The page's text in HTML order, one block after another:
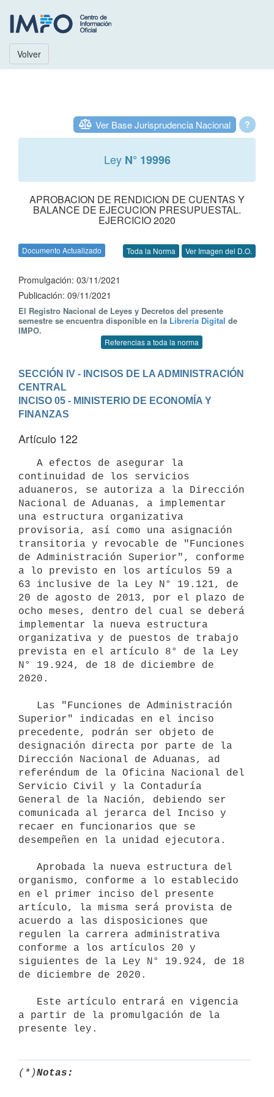
Volver
?
Ver Base Jurisprudencia Nacional
Ley N° 19996
APROBACION DE RENDICION DE CUENTAS Y
BALANCE DE EJECUCION PRESUPUESTAL.
EJERCICIO 2020
Documento Actualizado Toda la Norma Ver Imagen del D.O.
Promulgación: 03/11/2021
Publicación: 09/11/2021
El Registro Nacional de Leyes y Decretos del presente
semestre se encuentra disponible en la Librería Digital de
IMPO.
Referencias a toda la norma
SECCIÓN IV - INCISOS DE LA ADMINISTRACIÓN
CENTRAL
INCISO 05 - MINISTERIO DE ECONOMÍA Y
FINANZAS
Artículo 122
continuidad de los servicios
aduaneros, se autoriza a la Dirección
Nacional de Aduanas, a implementar
una estructura organizativa
provisoria, así como una asignación
transitoria y revocable de "Funciones
de Administración Superior", conforme
a lo previsto en los artículos 59 a
63 inclusive de la Ley N° 19.121, de
20 de agosto de 2013, por el plazo de
ocho meses, dentro del cual se deberá
implementar la nueva estructura
organizativa y de puestos de trabajo
prevista en el artículo 8° de la Ley
N° 19.924, de 18 de diciembre de
2020.
Superior" indicadas en el inciso
precedente, podrán ser objeto de
designación directa por parte de la
Dirección Nacional de Aduanas, ad
referéndum de la Oficina Nacional del
Servicio Civil y la Contaduría
General de la Nación, debiendo ser
comunicada al jerarca del Inciso y
recaer en funcionarios que se
desempeñen en la unidad ejecutora.
organismo, conforme a lo establecido
en el primer inciso del presente
artículo, la misma será provista de
acuerdo a las disposiciones que
regulen la carrera administrativa
conforme a los artículos 20 y
siguientes de la Ley N° 19.924, de 18
de diciembre de 2020.
a partir de la promulgación de la
(*)Notas: